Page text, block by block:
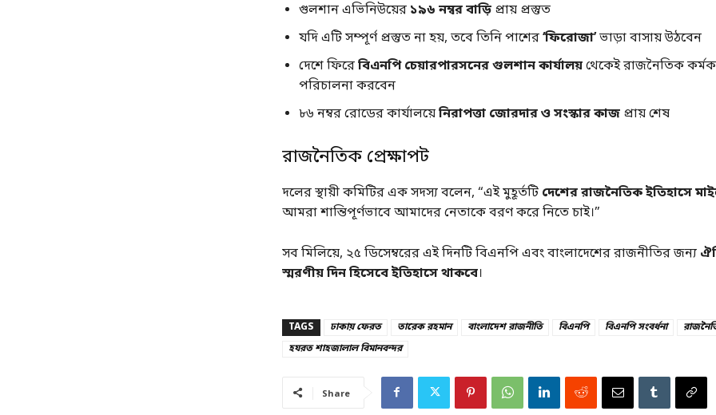
গুলশান এভিনিউয়ের ১৯৬ নম্বর বাড়িপ্রায় প্রস্তুত
যদি এটি সম্পূর্ণ প্রস্তুত না হয়, তবে তিনি পাশের‘ফিরোজা’ভাড়া বাসায় উঠবেন
দেশে ফিরেবিএনপি চেয়ারপারসনের গুলশান কার্যালয়থেকেই রাজনৈতিক
পরিচালনা করবেন
৮৬ নম্বর রোডের কার্যালয়েনিরাপত্তা জোরদার ও সংস্কার কাজপ্রায় শেষ
রাজনৈতিক প্রেক্ষাপট
দলের স্থায়ী কমিটির এক সদস্য বলেন, “এই মুহূর্তটি দেশের রাজনৈতিক ইতিহাসে
আমরা শান্তিপূর্ণভাবে আমাদের নেতাকে বরণ করে নিতে চাই।”
সব মিলিয়ে, ২৫ ডিসেম্বরের এই দিনটি বিএনপি এবং বাংলাদেশের রাজনীতির জন্য
স্মরণীয় দিন হিসেবে ইতিহাসে থাকবে।
TAGS ঢাকায় ফেরত তারেক রহমান বাংলাদেশ রাজনীতি বিএনপি বিএনপি সংবর্ধনা
হযরত শাহজালাল বিমানবন্দর
Share